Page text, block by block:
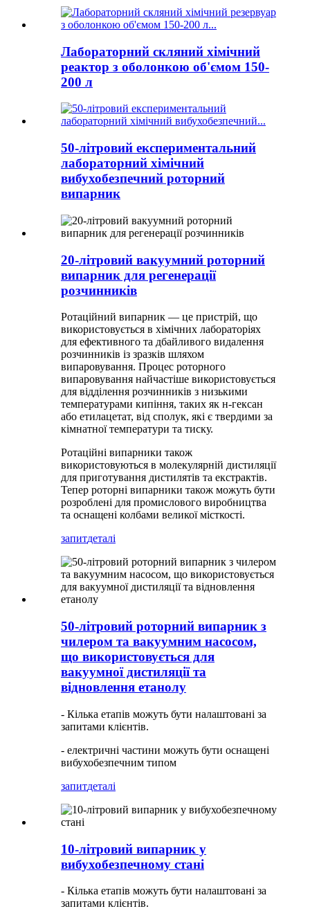
Лабораторний скляний хімічний
реактор з оболонкою об'ємом 150-
200 л
50-літровий експериментальний
лабораторний хімічний
вибухобезпечний роторний
випарник
20-літровий вакуумний роторний
випарник для регенерації
розчинників
Ротаційний випарник — це пристрій, що
використовується в хімічних лабораторіях
для ефективного та дбайливого видалення
розчинників із зразків шляхом
випаровування. Процес роторного
випаровування найчастіше використовується
для відділення розчинників з низькими
температурами кипіння, таких як н-гексан
або етилацетат, від сполук, які є твердими за
кімнатної температури та тиску.
Ротаційні випарники також
використовуються в молекулярній дистиляції
для приготування дистилятів та екстрактів.
Тепер роторні випарники також можуть бути
розроблені для промислового виробництва
та оснащені колбами великої місткості.
запитдеталі
50-літровий роторний випарник з
чилером та вакуумним насосом,
що використовується для
вакуумної дистиляції та
відновлення етанолу
- Кілька етапів можуть бути налаштовані за
запитами клієнтів.
- електричні частини можуть бути оснащені
вибухобезпечним типом
запитдеталі
10-літровий випарник у
вибухобезпечному стані
- Кілька етапів можуть бути налаштовані за
запитами клієнтів.